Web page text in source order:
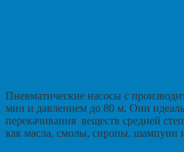
Пневматические насосы с
мин и давлением до 80 м. Они
перекачивания веществ средней
как масла, смолы, сиропы, шампуни